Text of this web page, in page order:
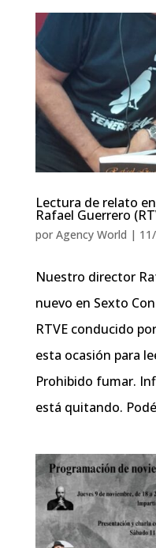
Lectura de relato
Rafael Guerrero
por Agency World |
Nuestro director
nuevo en Sexto
RTVE conducido
esta ocasión para
Prohibido fumar.
está quitando.